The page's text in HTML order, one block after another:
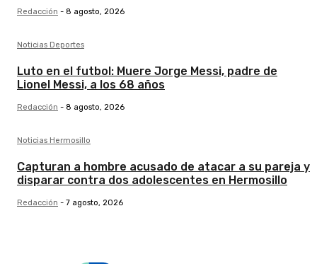
Redacción - 8 agosto, 2026
Noticias Deportes
Luto en el futbol: Muere Jorge Messi, padre de
Lionel Messi, a los 68 años
Redacción - 8 agosto, 2026
Noticias Hermosillo
Capturan a hombre acusado de atacar a su pareja y
disparar contra dos adolescentes en Hermosillo
Redacción - 7 agosto, 2026